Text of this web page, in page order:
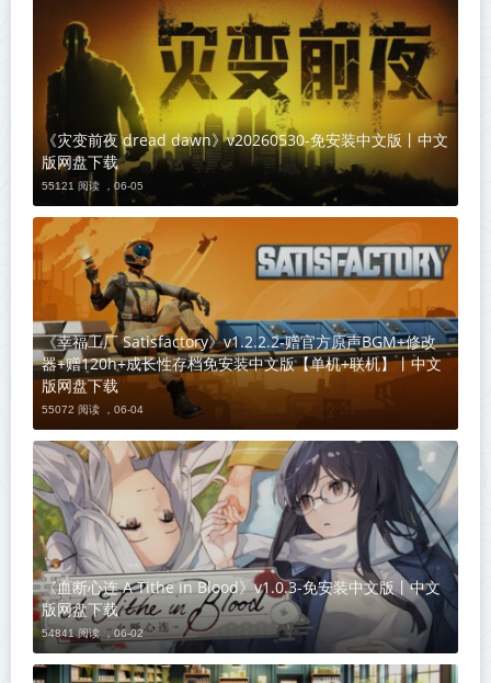
《灾变前夜 dread dawn》v20260530-免安装中文版丨中文
版网盘下载
55121 阅读 ， 06-05
《幸福工厂 Satisfactory》v1.2.2.2-赠官方原声BGM+修改
器+赠120h+成长性存档免安装中文版【单机+联机】丨中文
版网盘下载
55072 阅读 ， 06-04
《血断心连 A Tithe in Blood》v1.0.3-免安装中文版丨中文
版网盘下载
54841 阅读 ， 06-02